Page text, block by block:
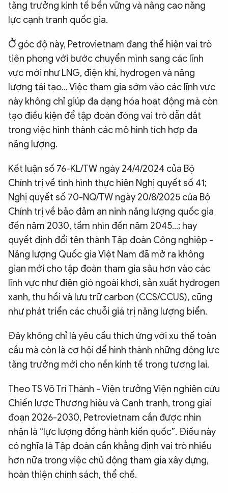
tăng trưởng kinh tế bền vững và nâng cao năng
lực cạnh tranh quốc gia.
Ở góc độ này, Petrovietnam đang thể hiện vai trò
tiên phong với bước chuyển mình sang các lĩnh
vực mới như LNG, điện khí, hydrogen và năng
lượng tái tạo... Việc tham gia sớm vào các lĩnh vực
này không chỉ giúp đa dạng hóa hoạt động mà còn
tạo điều kiện để tập đoàn đóng vai trò dẫn dắt
trong việc hình thành các mô hình tích hợp đa
năng lượng.
Kết luận số 76-KL/TW ngày 24/4/2024 của Bộ
Chính trị về tình hình thực hiện Nghị quyết số 41;
Nghị quyết số 70-NQ/TW ngày 20/8/2025 của Bộ
Chính trị về bảo đảm an ninh năng lượng quốc gia
đến năm 2030, tầm nhìn đến năm 2045…; hay
quyết định đổi tên thành Tập đoàn Công nghiệp -
Năng lượng Quốc gia Việt Nam đã mở ra không
gian mới cho tập đoàn tham gia sâu hơn vào các
lĩnh vực như điện gió ngoài khơi, sản xuất hydrogen
xanh, thu hồi và lưu trữ carbon (CCS/CCUS), cũng
như phát triển các chuỗi giá trị năng lượng biển.
Đây không chỉ là yêu cầu thích ứng với xu thế toàn
cầu mà còn là cơ hội để hình thành những động lực
tăng trưởng mới cho nền kinh tế trong tương lai.
Theo TS Võ Trí Thành - Viện trưởng Viện nghiên cứu
Chiến lược Thương hiệu và Cạnh tranh, trong giai
đoạn 2026-2030, Petrovietnam cần được nhìn
nhận là “lực lượng đồng hành kiến quốc”. Điều này
có nghĩa là Tập đoàn cần khẳng định vai trò nhiều
hơn nữa trong việc chủ động tham gia xây dựng,
hoàn thiện chính sách, thể chế.